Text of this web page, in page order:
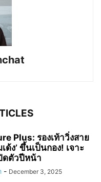
Plus: รองเท้าวิ่งสาย
ด้ง’ ขึ้นเป็นกอง! เจาะ
ดตัวปีหน้า
- December 3, 2025